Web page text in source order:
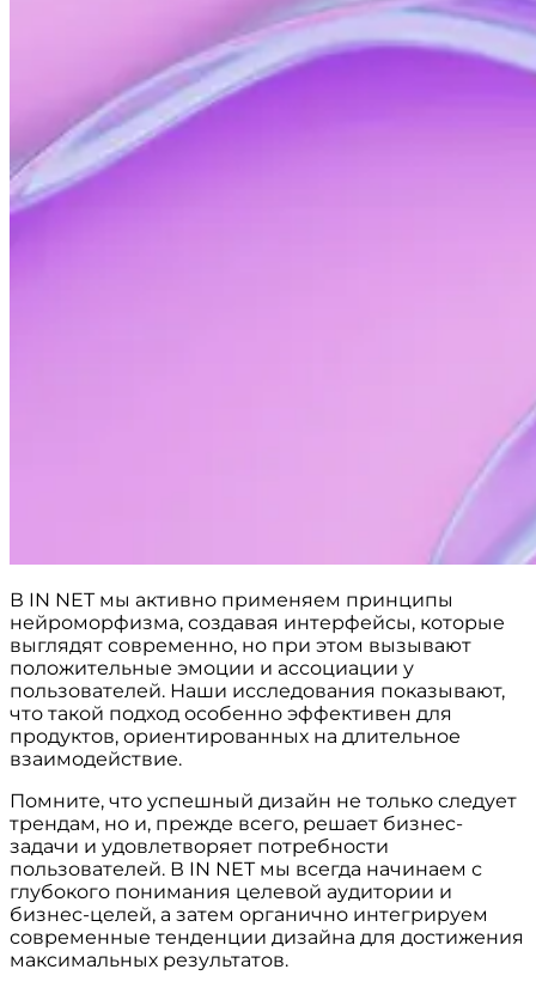
В IN NET мы активно применяем принципы
нейроморфизма, создавая интерфейсы, которые
выглядят современно, но при этом вызывают
положительные эмоции и ассоциации у
пользователей. Наши исследования показывают,
что такой подход особенно эффективен для
продуктов, ориентированных на длительное
взаимодействие.
Помните, что успешный дизайн не только следует
трендам, но и, прежде всего, решает бизнес-
задачи и удовлетворяет потребности
пользователей. В IN NET мы всегда начинаем с
глубокого понимания целевой аудитории и
бизнес-целей, а затем органично интегрируем
современные тенденции дизайна для достижения
максимальных результатов.